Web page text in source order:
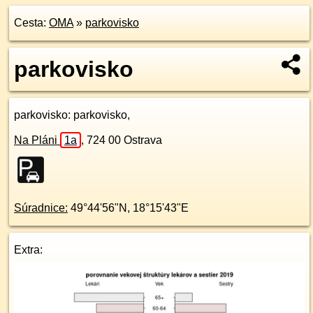
Cesta: OMA» parkovisko
parkovisko
parkovisko: parkovisko,
Na Pláni 1a , 724 00 Ostrava
Súradnice: 49°44'56"N , 18°15'43"E
Extra: